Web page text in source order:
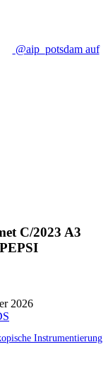
@aip_potsdam auf
C/2023 A3
2026
Instrumentierung